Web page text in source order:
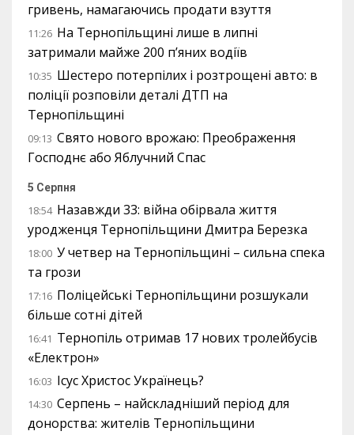
гривень, намагаючись продати взуття
11:26 На Тернопільщині лише в липні
затримали майже 200 п’яних водіїв
10:35 Шестеро потерпілих і розтрощені авто: в
поліції розповіли деталі ДТП на
Тернопільщині
09:13 Свято нового врожаю: Преображення
Господнє або Яблучний Спас
5 Серпня
18:54 Назавжди 33: війна обірвала життя
уродженця Тернопільщини Дмитра Березка
18:00 У четвер на Тернопільщині – сильна спека
та грози
17:16 Поліцейські Тернопільщини розшукали
більше сотні дітей
16:41 Тернопіль отримав 17 нових тролейбусів
«Електрон»
16:03 Ісус Христос Українець?
14:30 Серпень – найскладніший період для
донорства: жителів Тернопільщини